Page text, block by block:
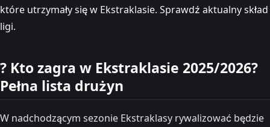
które utrzymały się w Ekstraklasie. Sprawdź aktualny skład
ligi.
? Kto zagra w Ekstraklasie 2025/2026?
Pełna lista drużyn
W nadchodzącym sezonie Ekstraklasy rywalizować będzie